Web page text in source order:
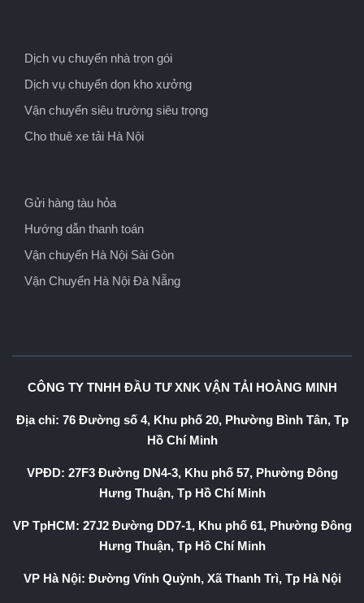
Dịch vụ chuyển nhà trọn gói
Dịch vụ chuyển dọn kho xưởng
Vận chuyển siêu trường siêu trọng
Cho thuê xe tải Hà Nội
Gửi hàng tàu hỏa
Hướng dẫn thanh toán
Vận chuyển Hà Nội Sài Gòn
Vận Chuyển Hà Nội Đà Nẵng
CÔNG TY TNHH ĐẦU TƯ XNK VẬN TẢI HOÀNG MINH
Địa chỉ: 76 Đường số 4, Khu phố 20, Phường Bình Tân, Tp
Hồ Chí Minh
VPĐD: 27F3 Đường DN4-3, Khu phố 57, Phường Đông
Hưng Thuận, Tp Hồ Chí Minh
VP TpHCM: 27J2 Đường DD7-1, Khu phố 61, Phường Đông
Hưng Thuận, Tp Hồ Chí Minh
VP Hà Nội: Đường Vĩnh Quỳnh, Xã Thanh Trì, Tp Hà Nội